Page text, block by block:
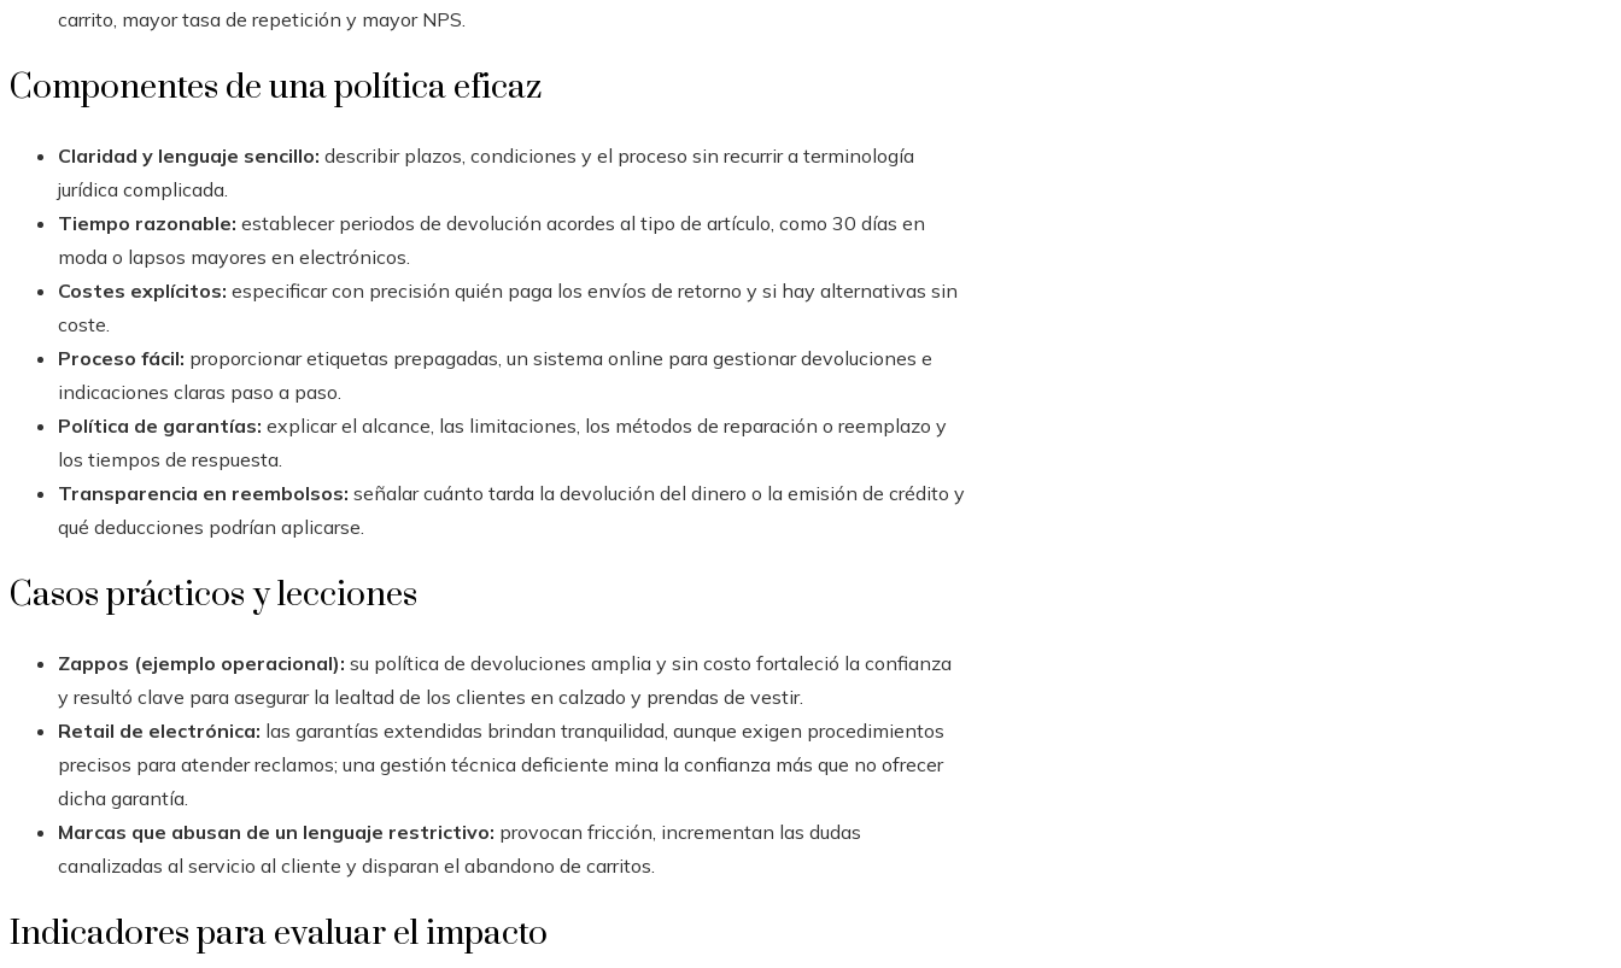
carrito, mayor tasa de repetición y mayor NPS.
Componentes de una política eficaz
Claridad y lenguaje sencillo: describir plazos, condiciones y el proceso sin recurrir a terminología
jurídica complicada.
Tiempo razonable: establecer periodos de devolución acordes al tipo de artículo, como 30 días en
moda o lapsos mayores en electrónicos.
Costes explícitos: especificar con precisión quién paga los envíos de retorno y si hay alternativas sin
coste.
Proceso fácil: proporcionar etiquetas prepagadas, un sistema online para gestionar devoluciones e
indicaciones claras paso a paso.
Política de garantías: explicar el alcance, las limitaciones, los métodos de reparación o reemplazo y
los tiempos de respuesta.
Transparencia en reembolsos: señalar cuánto tarda la devolución del dinero o la emisión de crédito y
qué deducciones podrían aplicarse.
Casos prácticos y lecciones
Zappos (ejemplo operacional): su política de devoluciones amplia y sin costo fortaleció la confianza
y resultó clave para asegurar la lealtad de los clientes en calzado y prendas de vestir.
Retail de electrónica: las garantías extendidas brindan tranquilidad, aunque exigen procedimientos
precisos para atender reclamos; una gestión técnica deficiente mina la confianza más que no ofrecer
dicha garantía.
Marcas que abusan de un lenguaje restrictivo: provocan fricción, incrementan las dudas
canalizadas al servicio al cliente y disparan el abandono de carritos.
Indicadores para evaluar el impacto